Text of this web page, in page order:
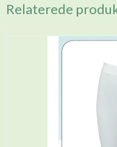
Relaterede